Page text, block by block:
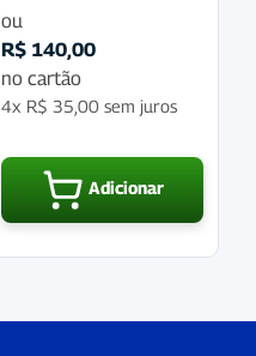
ou
R$ 140,00
no cartão
4x R$ 35,00 sem juros
Adicionar